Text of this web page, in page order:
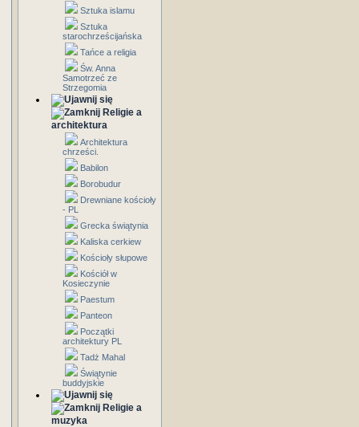
Sztuka islamu
Sztuka
starochrześcijańska
Tańce a religia
Św. Anna
Samotrzeć ze
Strzegomia
Religie a
architektura
Architektura
chrześci.
Babilon
Borobudur
Drewniane kościoły
- PL
Grecka świątynia
Kaliska cerkiew
Kościoły słupowe
Kościół w
Kosieczynie
Paestum
Panteon
Początki
architektury PL
Tadż Mahal
Świątynie
buddyjskie
Religie a
muzyka